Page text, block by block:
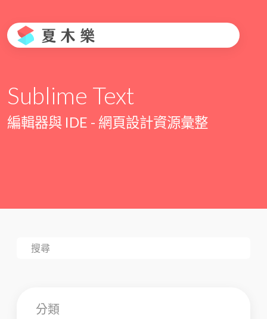
Sublime Text
編輯器與 IDE - 網頁設計資源彙整
分類